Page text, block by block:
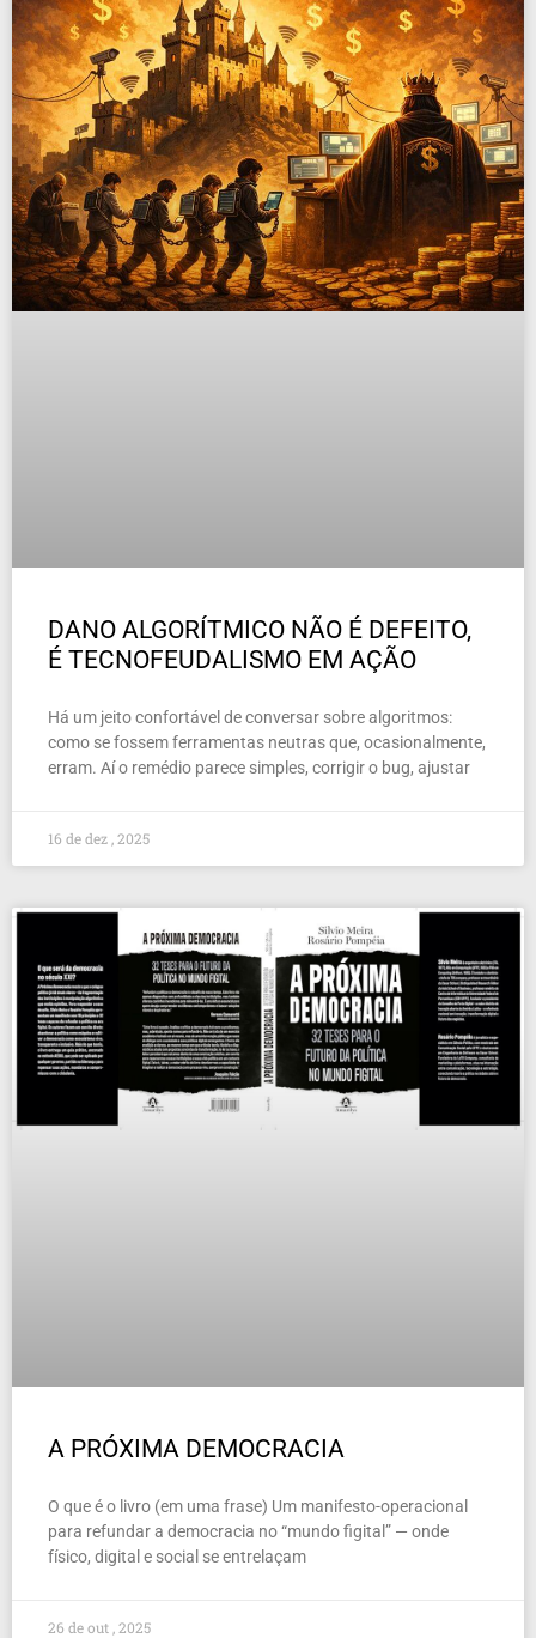
DANO ALGORÍTMICO NÃO É DEFEITO,
É TECNOFEUDALISMO EM AÇÃO
Há um jeito confortável de conversar sobre algoritmos:
como se fossem ferramentas neutras que, ocasionalmente,
erram. Aí o remédio parece simples, corrigir o bug, ajustar
16 de dez , 2025
A PRÓXIMA DEMOCRACIA
O que é o livro (em uma frase) Um manifesto-operacional
para refundar a democracia no “mundo figital” — onde
físico, digital e social se entrelaçam
26 de out , 2025